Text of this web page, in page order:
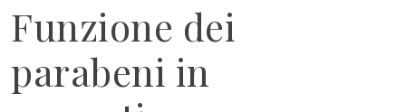
Funzione dei
parabeni in